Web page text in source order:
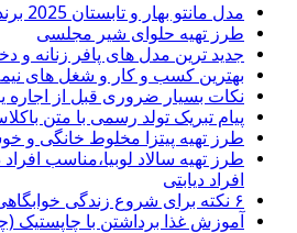
مدل مانتو بهار و تابستان 2025 برندهای ایرانی
طرز تهیه حلوای شیر مجلسی
جدید ترین مدل های پافر زنانه و
بهترین کسب و کار و شغل های
نکات بسیار ضروری قبل از اجاره
پیام تبریک تولد رسمی با متن
طرز تهیه پیتزا مخلوط خانگی و
طرز تهیه سالاد لوبیا،مناسب
افراد دیابتی
۶ نکته برای شروع زندگی خوابگاهی
آموزش غذا برداشتن با چاپستیک